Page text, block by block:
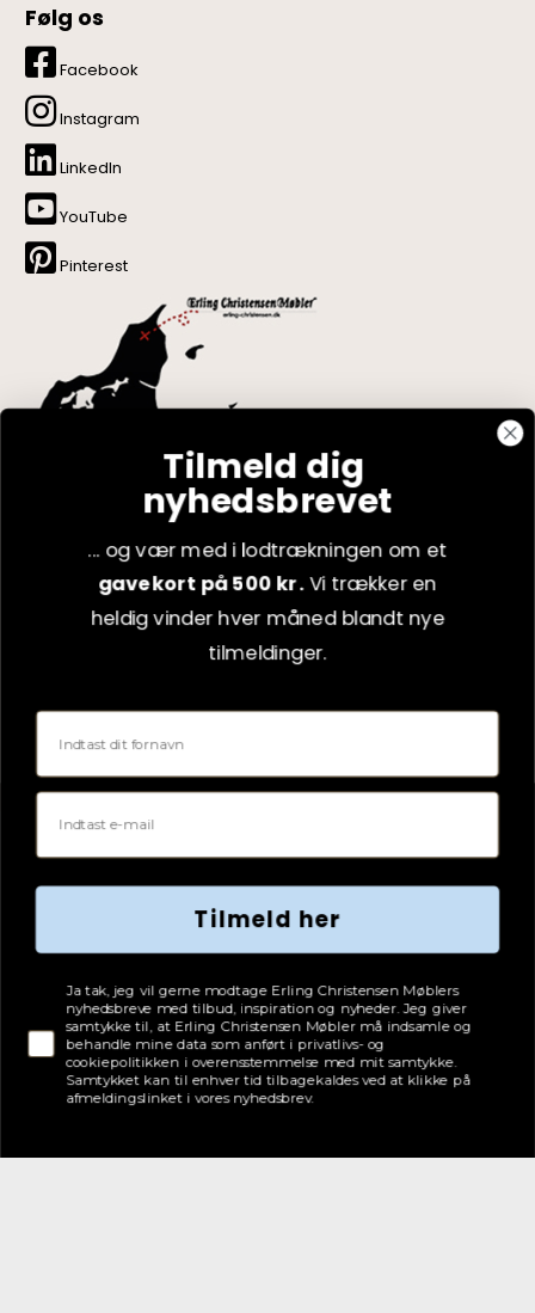
Følg os
Facebook
Instagram
LinkedIn
YouTube
Pinterest
Hørmestedvej 342
CVR: 75082517
Tilmeld dig
nyhedsbrevet
... og vær med i lodtrækningen om et
gavekort på 500 kr.Vi trækker en
heldig vinder hver måned blandt nye
tilmeldinger.
Fornavn
Email
Tilmeld her
Tjekboks samtykke
Ja tak, jeg vil gerne modtage Erling Christensen Møblers
nyhedsbreve med tilbud, inspiration og nyheder. Jeg giver
samtykke til, at Erling Christensen Møbler må indsamle og
behandle mine data som anført i privatlivs- og
cookiepolitikken i overensstemmelse med mit samtykke.
Samtykket kan til enhver tid tilbagekaldes ved at klikke på
afmeldingslinket i vores nyhedsbrev.